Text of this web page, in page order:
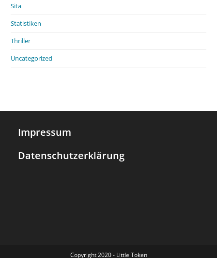
Sita
Statistiken
Thriller
Uncategorized
Impressum
Datenschutzerklärung
Copyright 2020 - Little Token